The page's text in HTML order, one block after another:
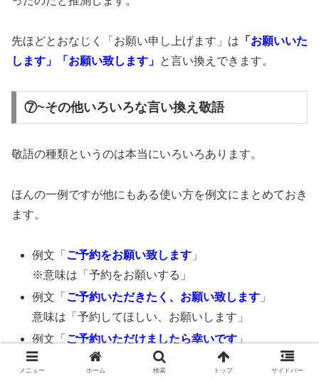
先ほどとおなじく「お願い申し上げます」は 「お願いいた
します」「お願い致します」 と言い換えできます。
⑦~その他いろいろな言い換え敬語
敬語の種類というのは本当にいろいろあります。
ほんの一例ですが他にもある使い方を例文にまとめておき
ます。
例文「 ご予約をお願い致します 」
※意味は「予約をお願いする」
例文「 ご予約いただきたく、お願い致します 」
意味は「予約してほしい、お願いします」
例文「 ご予約いただけましたら幸いです 」
※意味は「予約してもらえたら嬉しいです」
メニュー ホーム 検索 トップ サイドバー